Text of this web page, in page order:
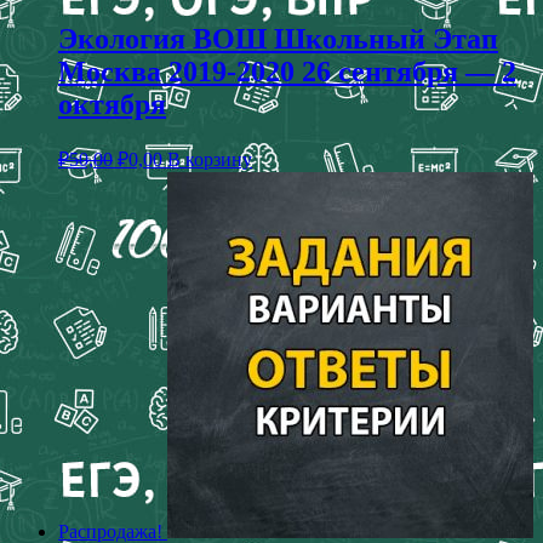
Экология ВОШ Школьный Этап
Москва 2019-2020 26 сентября — 2
октября
₽50,00 ₽0,00 В корзину
Распродажа!